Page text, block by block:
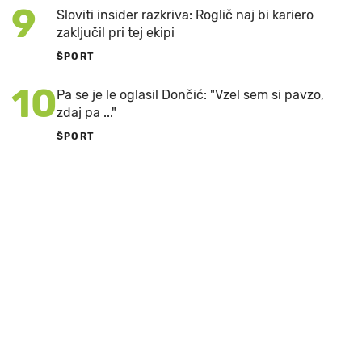
9
Sloviti insider razkriva: Roglič naj bi kariero
zaključil pri tej ekipi
ŠPORT
10Pa se je le oglasil Dončić: "Vzel sem si pavzo,
zdaj pa ..."
ŠPORT